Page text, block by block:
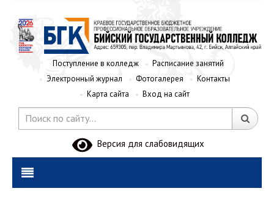
Поступление в колледж
Расписание занятий
Электронный журнал
Фотогалерея
Контакты
Карта сайта
Вход на сайт
Версия для слабовидящих